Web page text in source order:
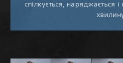
спілкується, наряджається